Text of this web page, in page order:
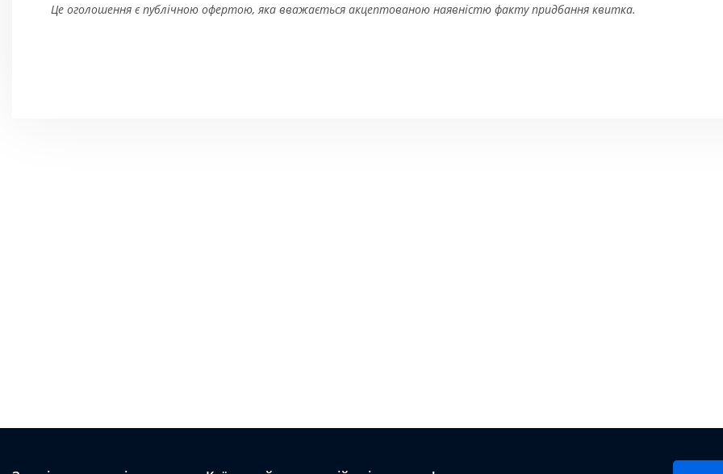
Це оголошення є публічною офертою, яка вважається акцептованою наявністю факту придбання квитка.